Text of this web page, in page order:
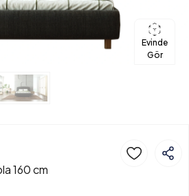
Evinde
Gör
160 cm